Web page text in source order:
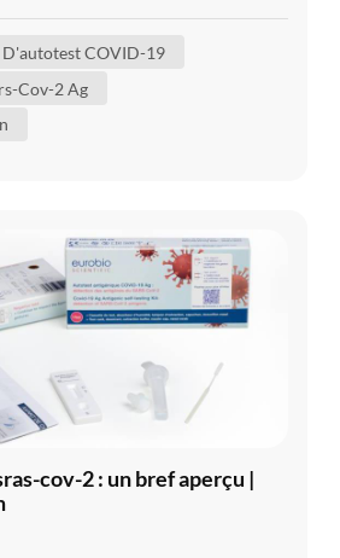
se rétabliront sans nécessiter
COVID-19
Cov-2 Ag
cov-2 : un bref aperçu |